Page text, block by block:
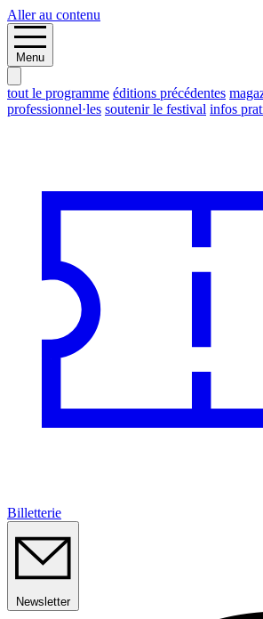
Aller au contenu
Menu
tout le programme éditions précédentes
professionnel·les soutenir le festival infos
Billetterie
Newsletter